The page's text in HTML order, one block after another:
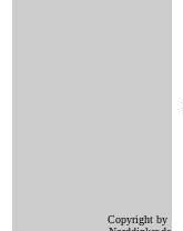
Copyright by